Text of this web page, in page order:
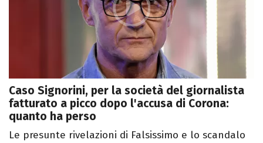
Caso Signorini, per la società del giornalista
fatturato a picco dopo l'accusa di Corona:
quanto ha perso
Le presunte rivelazioni di Falsissimo e lo scandalo